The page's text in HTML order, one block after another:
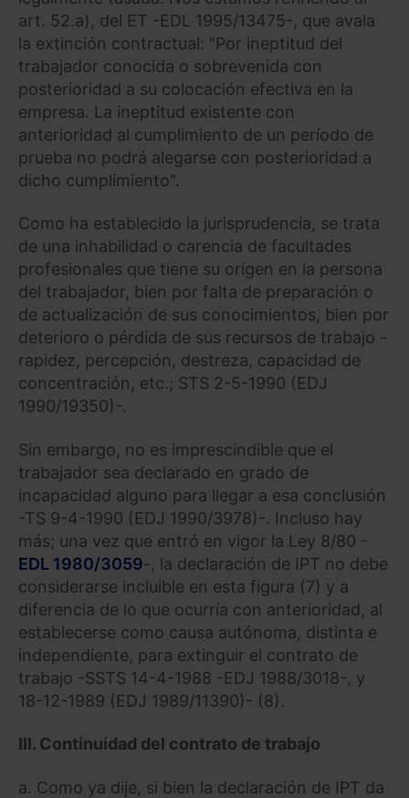
art. 52.a), del ET -EDL 1995/13475-, que avala
la extinción contractual: "Por ineptitud del
trabajador conocida o sobrevenida con
posterioridad a su colocación efectiva en la
empresa. La ineptitud existente con
anterioridad al cumplimiento de un período de
prueba no podrá alegarse con posterioridad a
dicho cumplimiento".
Como ha establecido la jurisprudencia, se trata
de una inhabilidad o carencia de facultades
profesionales que tiene su origen en la persona
del trabajador, bien por falta de preparación o
de actualización de sus conocimientos, bien por
deterioro o pérdida de sus recursos de trabajo -
rapidez, percepción, destreza, capacidad de
concentración, etc.; STS 2-5-1990 (EDJ
1990/19350)-.
Sin embargo, no es imprescindible que el
trabajador sea declarado en grado de
incapacidad alguno para llegar a esa conclusión
-TS 9-4-1990 (EDJ 1990/3978)-. Incluso hay
más; una vez que entró en vigor la Ley 8/80 -
EDL 1980/3059-, la declaración de IPT no debe
considerarse incluible en esta figura (7) y a
diferencia de lo que ocurría con anterioridad, al
establecerse como causa autónoma, distinta e
independiente, para extinguir el contrato de
trabajo -SSTS 14-4-1988 -EDJ 1988/3018-, y
18-12-1989 (EDJ 1989/11390)- (8).
III. Continuidad del contrato de trabajo
a. Como ya dije, si bien la declaración de IPT da